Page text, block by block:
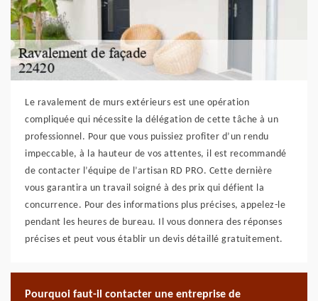
Le ravalement de murs extérieurs est une opération
compliquée qui nécessite la délégation de cette tâche à un
professionnel. Pour que vous puissiez profiter d’un rendu
impeccable, à la hauteur de vos attentes, il est recommandé
de contacter l’équipe de l’artisan RD PRO. Cette dernière
vous garantira un travail soigné à des prix qui défient la
concurrence. Pour des informations plus précises, appelez-le
pendant les heures de bureau. Il vous donnera des réponses
précises et peut vous établir un devis détaillé gratuitement.
Pourquoi faut-il contacter une entreprise de